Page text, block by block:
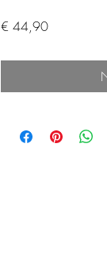
€ 44,90Preis